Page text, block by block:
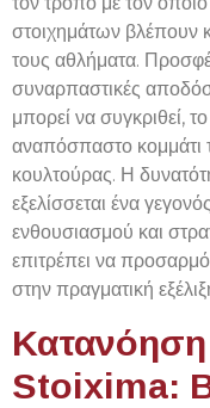
στοιχημάτων βλέπουν
τους αθλήματα.
συναρπαστικές
μπορεί να συγκριθεί,
αναπόσπαστο κομμάτι
κουλτούρας. Η
εξελίσσεται ένα
ενθουσιασμού και
επιτρέπει να
στην πραγματική
Stoixima: